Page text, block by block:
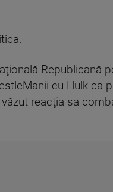
Republicană
cu Hulk ca
reacţia sa